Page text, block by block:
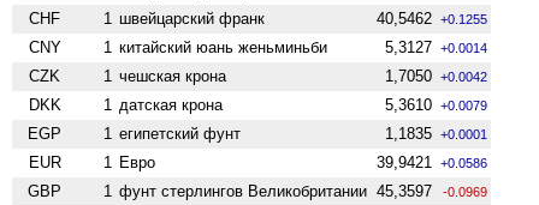
CHF 1 швейцарский франк 40,5462 +0.1255
CNY 1 китайский юань женьминьби 5,3127 +0.0014
CZK 1 чешская крона 1,7050 +0.0042
DKK 1 датская крона 5,3610 +0.0079
EGP 1 египетский фунт 1,1835 +0.0001
EUR 1 Евро 39,9421 +0.0586
GBP 1 фунт стерлингов Велико­британии 45,3597 -0.0969